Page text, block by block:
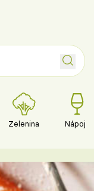
Zelenina Nápoje